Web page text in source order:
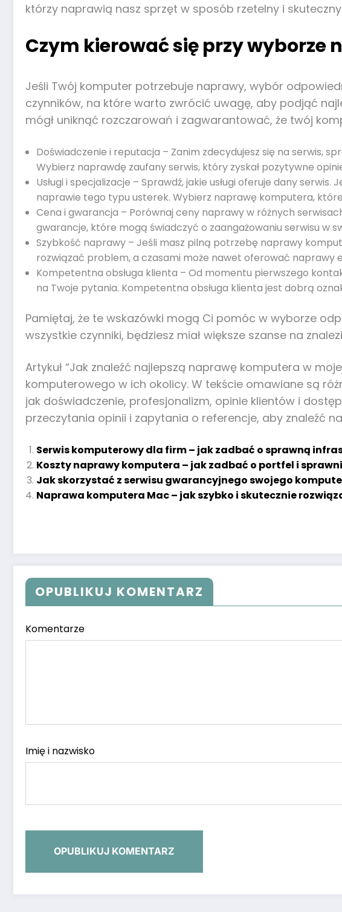
którzy naprawią nasz sprzęt w sposób rzetelny i
Czym kierować się przy
Jeśli Twój komputer potrzebuje naprawy, wybór
czynników, na które warto zwrócić uwagę, aby podjąć
mógł uniknąć rozczarowań i zagwarantować, że twój
Doświadczenie i reputacja – Zanim zdecydujesz się na serwis,
Wybierz naprawdę zaufany serwis, który zyskał pozytywne
Usługi i specjalizacje – Sprawdź, jakie usługi oferuje dany
naprawie tego typu usterek. Wybierz naprawę komputera,
Cena i gwarancja – Porównaj ceny naprawy w różnych
gwarancje, które mogą świadczyć o zaangażowaniu serwisu w
Szybkość naprawy – Jeśli masz pilną potrzebę naprawy
rozwiązać problem, a czasami może nawet oferować naprawy
Kompetentna obsługa klienta – Od momentu pierwszego
na Twoje pytania. Kompetentna obsługa klienta jest dobrą
Pamiętaj, że te wskazówki mogą Ci pomóc w wyborze
wszystkie czynniki, będziesz miał większe szanse na
Artykuł “Jak znaleźć najlepszą naprawę komputera w
komputerowego w ich okolicy. W tekście omawiane są
jak doświadczenie, profesjonalizm, opinie klientów i
przeczytania opinii i zapytania o referencje, aby znaleźć
Serwis komputerowy dla firm – jak zadbać o sprawną
Koszty naprawy komputera – jak zadbać o portfel i
Jak skorzystać z serwisu gwarancyjnego swojego
Naprawa komputera Mac – jak szybko i skutecznie
OPUBLIKUJ KOMENTARZ
Komentarze
Imię i nazwisko